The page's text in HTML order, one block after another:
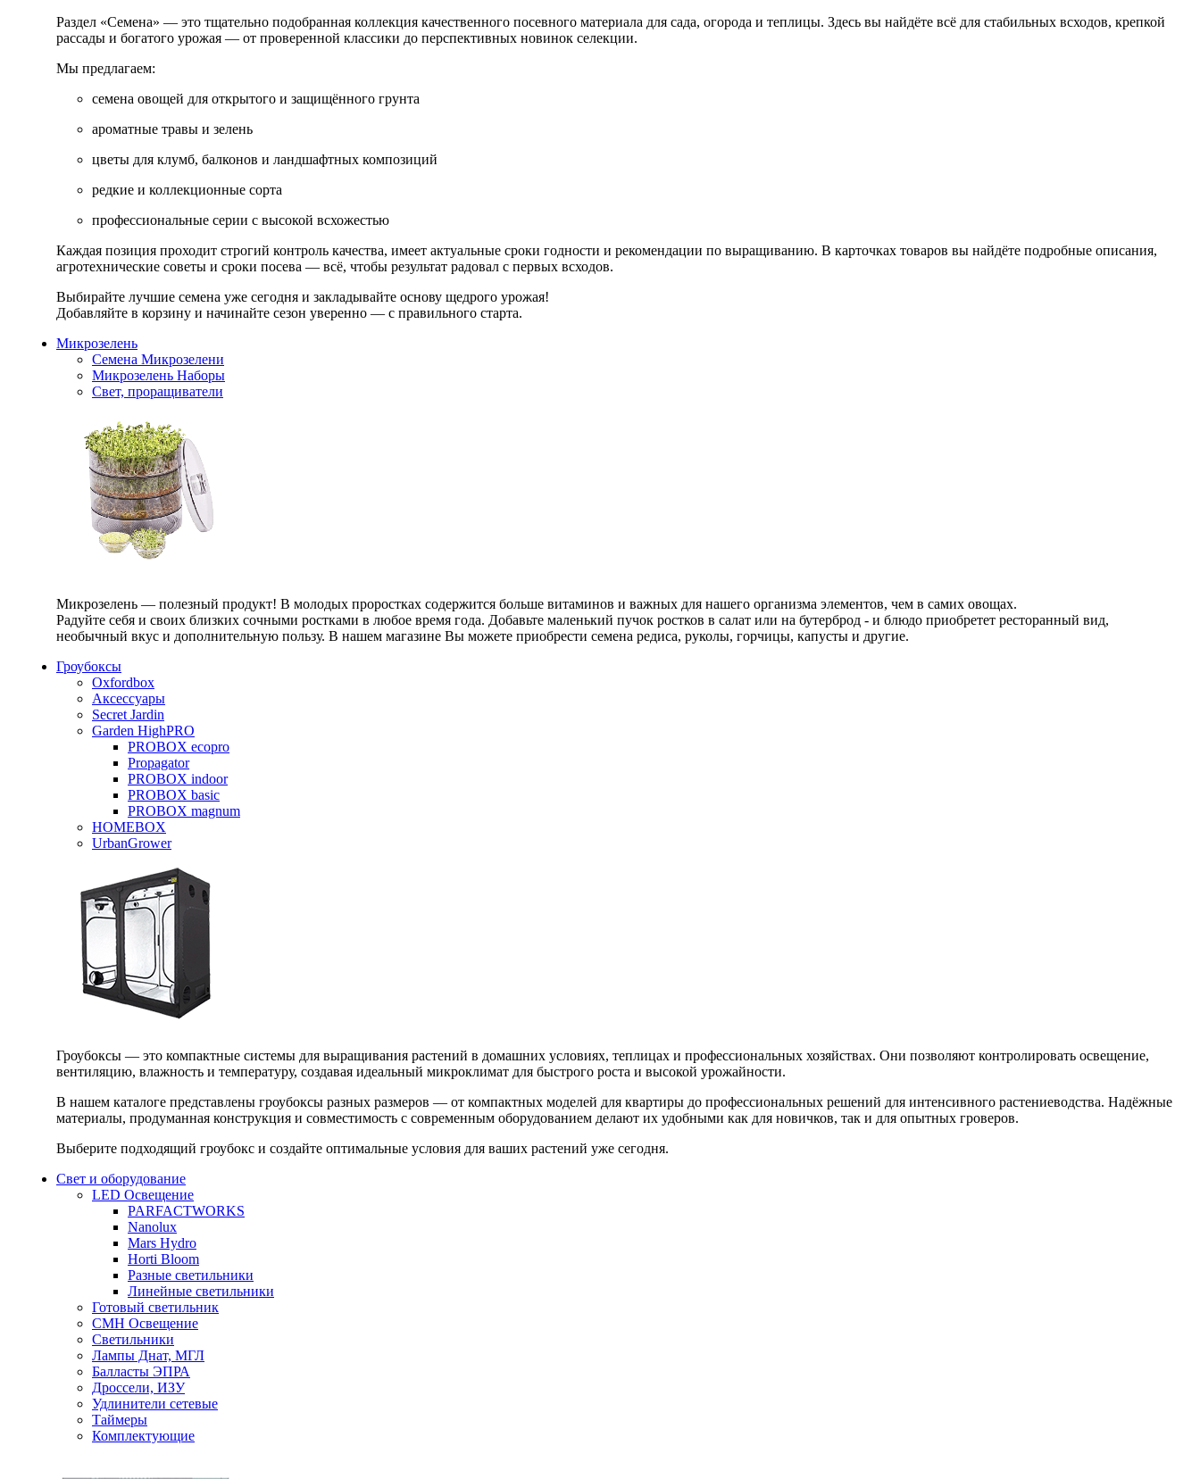
Раздел «Семена» — это тщательно подобранная коллекция качественного посевного материала для сада, огорода и теплицы. Здесь вы найдёте всё для стабильных всходов, крепкой
рассады и богатого урожая — от проверенной классики до перспективных новинок селекции.
Мы предлагаем:
семена овощей для открытого и защищённого грунта
ароматные травы и зелень
цветы для клумб, балконов и ландшафтных композиций
редкие и коллекционные сорта
профессиональные серии с высокой всхожестью
Каждая позиция проходит строгий контроль качества, имеет актуальные сроки годности и рекомендации по выращиванию. В карточках товаров вы найдёте подробные описания,
агротехнические советы и сроки посева — всё, чтобы результат радовал с первых всходов.
Выбирайте лучшие семена уже сегодня и закладывайте основу щедрого урожая!
Добавляйте в корзину и начинайте сезон уверенно — с правильного старта.
Микрозелень
Семена Микрозелени
Микрозелень Наборы
Свет, проращиватели
Микрозелень — полезный продукт! В молодых проростках содержится больше витаминов и важных для нашего организма элементов, чем в самих овощах.
Радуйте себя и своих близких сочными ростками в любое время года. Добавьте маленький пучок ростков в салат или на бутерброд - и блюдо приобретет ресторанный вид,
необычный вкус и дополнительную пользу. В нашем магазине Вы можете приобрести семена редиса, руколы, горчицы, капусты и другие.
Гроубоксы
Oxfordbox
Аксессуары
Secret Jardin
Garden HighPRO
PROBOX ecopro
Propagator
PROBOX indoor
PROBOX basic
PROBOX magnum
HOMEBOX
UrbanGrower
Гроубоксы — это компактные системы для выращивания растений в домашних условиях, теплицах и профессиональных хозяйствах. Они позволяют контролировать освещение,
вентиляцию, влажность и температуру, создавая идеальный микроклимат для быстрого роста и высокой урожайности.
В нашем каталоге представлены гроубоксы разных размеров — от компактных моделей для квартиры до профессиональных решений для интенсивного растениеводства. Надёжные
материалы, продуманная конструкция и совместимость с современным оборудованием делают их удобными как для новичков, так и для опытных гроверов.
Выберите подходящий гроубокс и создайте оптимальные условия для ваших растений уже сегодня.
Свет и оборудование
LED Освещение
PARFACTWORKS
Nanolux
Mars Hydro
Horti Bloom
Разные светильники
Линейные светильники
Готовый светильник
CMH Освещение
Светильники
Лампы Днат, МГЛ
Балласты ЭПРА
Дроссели, ИЗУ
Удлинители сетевые
Таймеры
Комплектующие